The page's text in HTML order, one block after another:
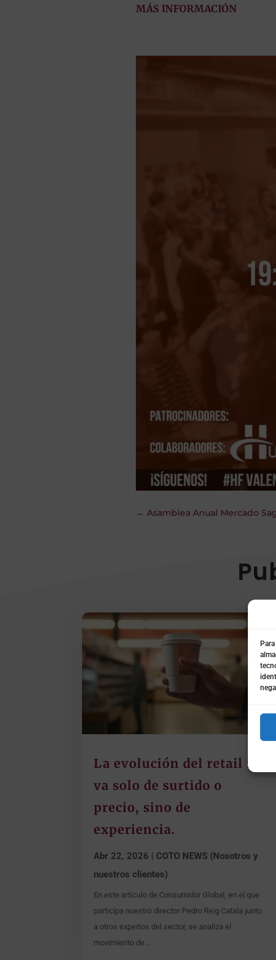
MÁS INFORMACIÓN
← Asamblea Anual Mercado
La evolución del retail no
va solo de surtido o
precio, sino de
experiencia.
Abr 22, 2026
COTO NEWS (Nosotros y
nuestros clientes)
En este artículo de Consumidor Global, en el que
participa nuestro director Pedro Reig Catala junto
a otros expertos del sector, se analiza el
movimiento de...